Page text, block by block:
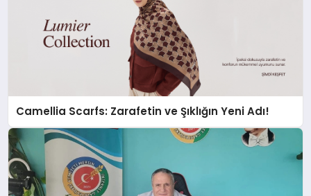
Camellia Scarfs: Zarafetin ve Şıklığın Yeni Adı!